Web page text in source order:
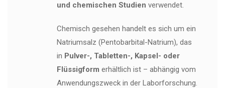
und chemischen Studien verwendet.
Chemisch gesehen handelt es sich um ein
Natriumsalz (Pentobarbital-Natrium), das
in Pulver-, Tabletten-, Kapsel- oder
Flüssigform erhältlich ist – abhängig vom
Anwendungszweck in der Laborforschung.